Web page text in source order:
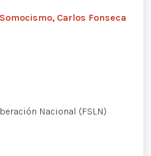
Carlos Fonseca
Nacional (FSLN)